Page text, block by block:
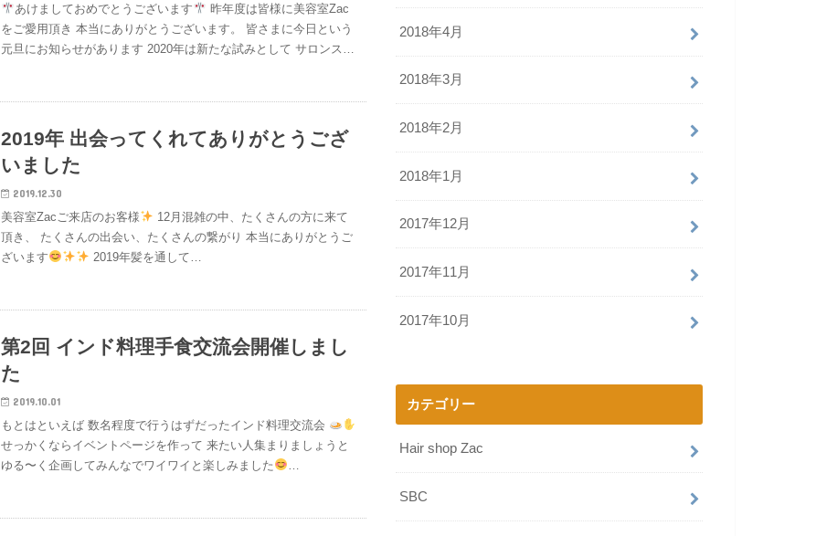
あけましておめでとうございます
昨年度は皆様に美容室Zac
をご愛用頂き 本当にありがとうございます。 皆さまに今日という
元旦にお知らせがあります 2020年は新たな試みとして サロンス…
2019年 出会ってくれてありがとうござ
いました
2019.12.30
美容室Zacご来店のお客様
12月混雑の中、たくさんの方に来て
頂き、 たくさんの出会い、たくさんの繋がり 本当にありがとうご
ざいます
2019年髪を通して…
第2回 インド料理手食交流会開催しまし
た
2019.10.01
もとはといえば 数名程度で行うはずだったインド料理交流会
せっかくならイベントページを作って 来たい人集まりましょうと
ゆる〜く企画してみんなでワイワイと楽しみました
…
2018年4月
2018年3月
2018年2月
2018年1月
2017年12月
2017年11月
2017年10月
カテゴリー
Hair shop Zac
SBC